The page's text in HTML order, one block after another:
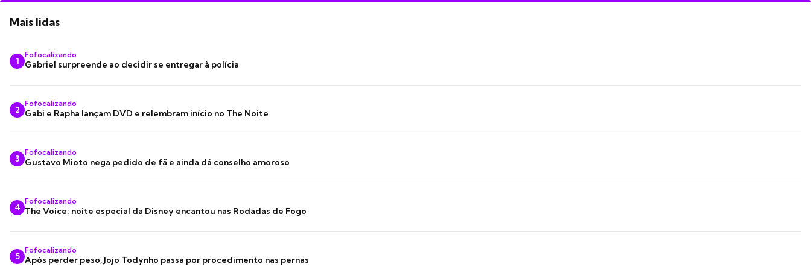
Mais lidas
1
Fofocalizando
Gabriel surpreende ao decidir se entregar à polícia
2
Fofocalizando
Gabi e Rapha lançam DVD e relembram início no The Noite
3
Fofocalizando
Gustavo Mioto nega pedido de fã e ainda dá conselho amoroso
4
Fofocalizando
The Voice: noite especial da Disney encantou nas Rodadas de Fogo
5
Fofocalizando
Após perder peso, Jojo Todynho passa por procedimento nas pernas